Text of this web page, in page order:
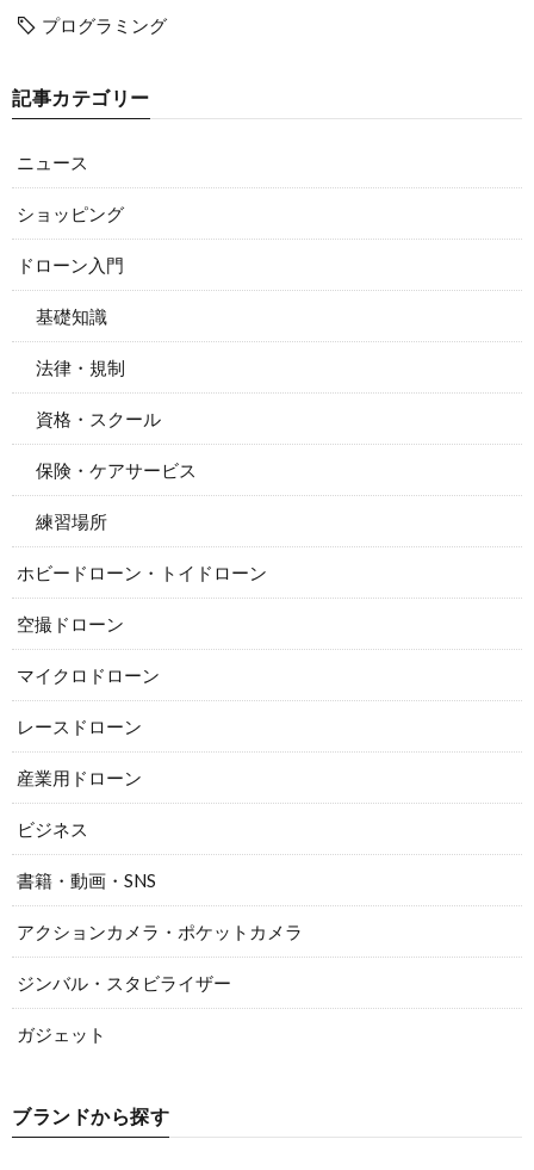
プログラミング
記事カテゴリー
ニュース
ショッピング
ドローン入門
基礎知識
法律・規制
資格・スクール
保険・ケアサービス
練習場所
ホビードローン・トイドローン
空撮ドローン
マイクロドローン
レースドローン
産業用ドローン
ビジネス
書籍・動画・SNS
アクションカメラ・ポケットカメラ
ジンバル・スタビライザー
ガジェット
ブランドから探す